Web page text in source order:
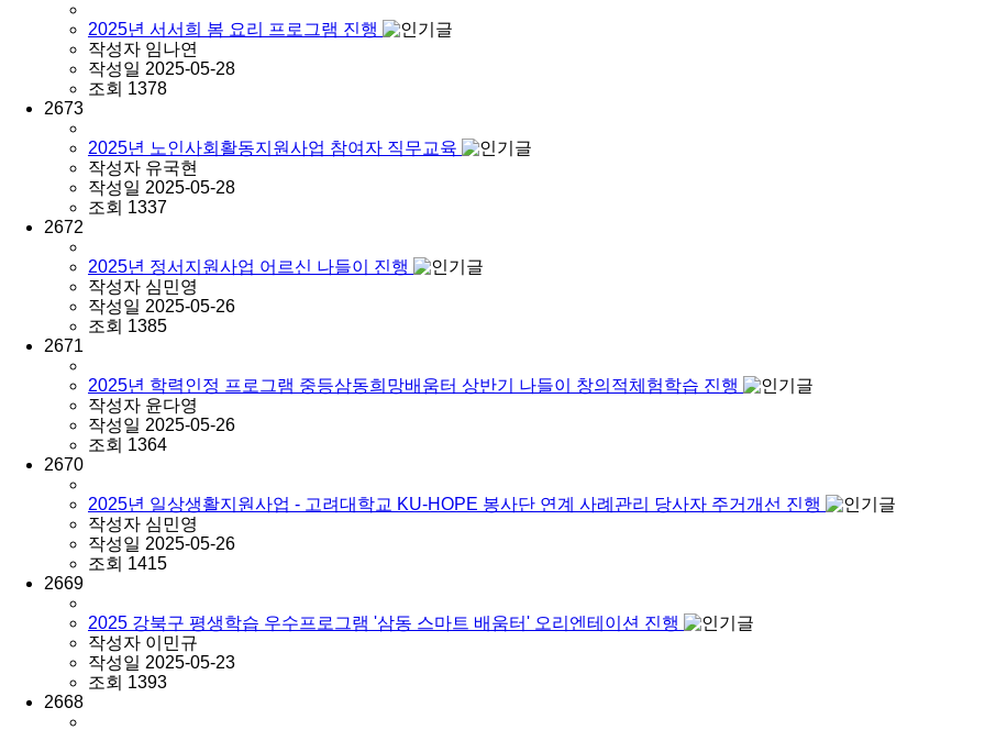
2025년 서서희 봄 요리 프로그램 진행
작성자 임나연
작성일 2025-05-28
조회 1378
2673
2025년 노인사회활동지원사업 참여자 직무교육
작성자 유국현
작성일 2025-05-28
조회 1337
2672
2025년 정서지원사업 어르신 나들이 진행
작성자 심민영
작성일 2025-05-26
조회 1385
2671
2025년 학력인정 프로그램 중등삼동희망배움터 상반기 나들이 창의적체험학습 진행
작성자 윤다영
작성일 2025-05-26
조회 1364
2670
2025년 일상생활지원사업 - 고려대학교 KU-HOPE 봉사단 연계 사례관리 당사자 주거개선 진행
작성자 심민영
작성일 2025-05-26
조회 1415
2669
2025 강북구 평생학습 우수프로그램 '삼동 스마트 배움터' 오리엔테이션 진행
작성자 이민규
작성일 2025-05-23
조회 1393
2668